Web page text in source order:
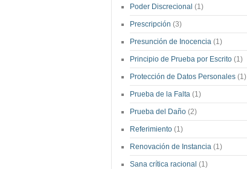
Poder Discrecional (1)
Prescripción (3)
Presunción de Inocencia (1)
Principio de Prueba por Escrito (1)
Protección de Datos Personales (1)
Prueba de la Falta (1)
Prueba del Daño (2)
Referimiento (1)
Renovación de Instancia (1)
Sana crítica racional (1)